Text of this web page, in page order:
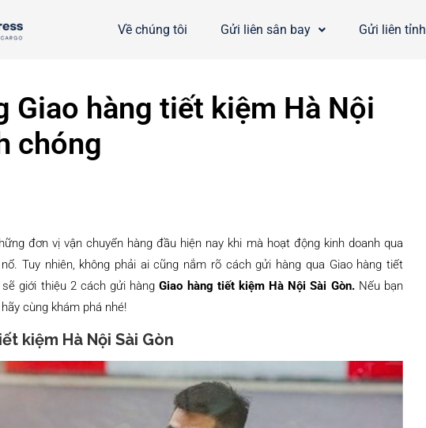
Về chúng tôi Gửi liên sân bay Gửi liên tỉnh
Giao hàng tiết kiệm Hà Nội
chóng
đơn vị vận chuyển hàng đầu hiện nay khi mà hoạt động kinh doanh qua
Tuy nhiên, không phải ai cũng nắm rõ cách gửi hàng qua Giao hàng tiết
sẽ giới thiệu 2 cách gửi hàngGiao hàng tiết kiệm Hà Nội Sài Gòn.Nếu bạn
cùng khám phá nhé!
kiệm Hà Nội Sài Gòn